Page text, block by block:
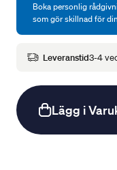
Boka personlig
som gör skillnad för
Leveranstid3-4
Lägg i